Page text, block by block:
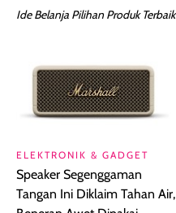
Ide Belanja Pilihan Produk Terbaik
ELEKTRONIK & GADGET
Speaker Segenggaman
Tangan Ini Diklaim Tahan Air,